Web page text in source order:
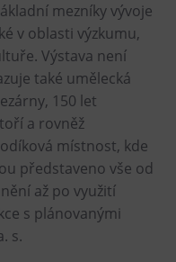
mezníky vývoje
v oblasti výzkumu,
Výstava není
také umělecká
150 let
a rovněž
místnost, kde
představeno vše od
až po využití
s plánovanými
s.